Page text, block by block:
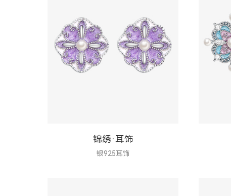
锦绣·耳饰
银925耳饰